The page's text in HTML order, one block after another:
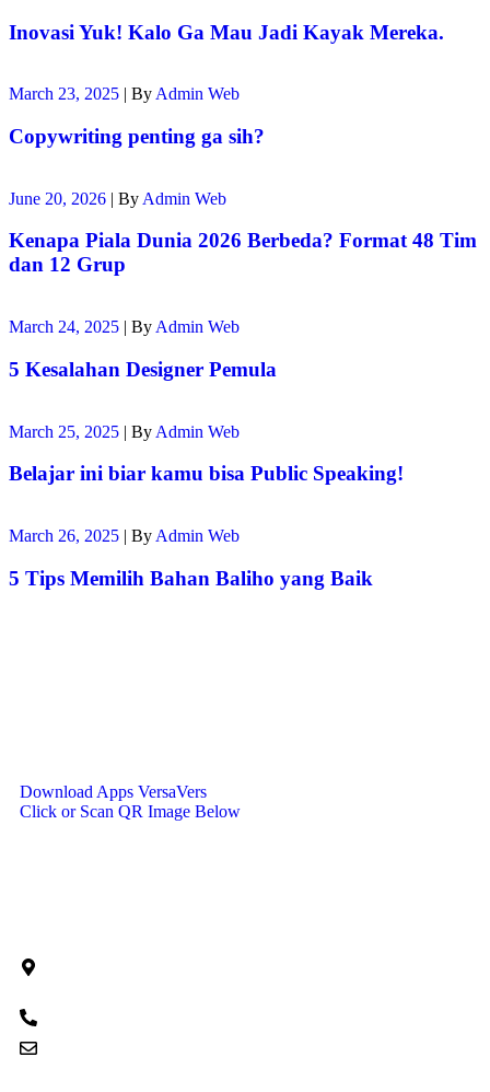
Inovasi Yuk! Kalo Ga Mau Jadi Kayak Mereka.
March 23, 2025 | By Admin Web
Copywriting penting ga sih?
June 20, 2026 | By Admin Web
Kenapa Piala Dunia 2026 Berbeda? Format 48 Tim
dan 12 Grup
March 24, 2025 | By Admin Web
5 Kesalahan Designer Pemula
March 25, 2025 | By Admin Web
Belajar ini biar kamu bisa Public Speaking!
March 26, 2025 | By Admin Web
5 Tips Memilih Bahan Baliho yang Baik
Download Apps VersaVers
Click or Scan QR Image Below